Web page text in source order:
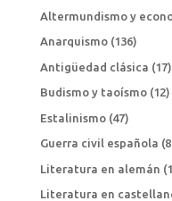
Altermundismo y
Anarquismo(136)
Antigüedad clásica (17)
Budismo y taoísmo(12)
Estalinismo(47)
Guerra civil española
Literatura en alemán
Literatura en